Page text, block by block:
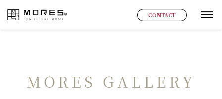
MORES CONTACT グ
MORES GALLERY